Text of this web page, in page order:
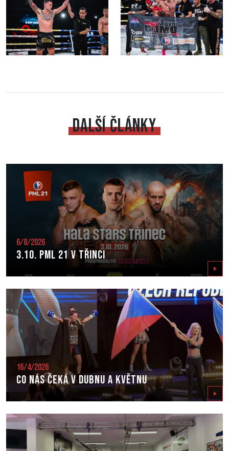
DALŠÍ ČLÁNKY
6/8/2026
3.10. PML 21 v Třinci
16/4/2026
Co nás čeká v dubnu a květnu
Zobrazit